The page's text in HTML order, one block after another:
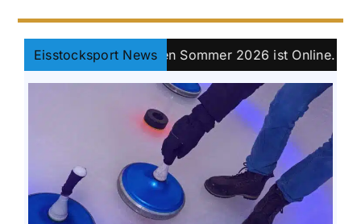
Eisstocksport News
Bayernpokal Damen Sommer 2026 ist Online. ||